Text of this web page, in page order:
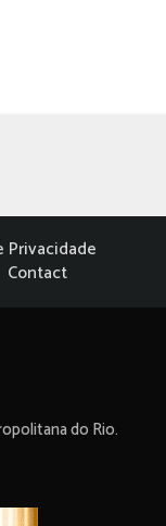
Privacidade
Contact
do Rio.